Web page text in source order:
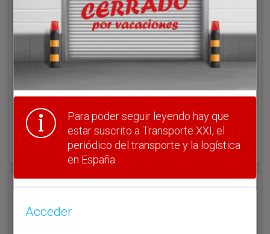
Nombre de usuario
¿Olvidó su clave?
Haga clic aquí para recuperarla.
Para poder seguir leyendo hay que
estar suscrito a Transporte XXI, el
periódico del transporte y la logística
en España.
Acceder